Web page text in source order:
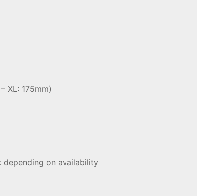
XL: 175mm)
depending on availability